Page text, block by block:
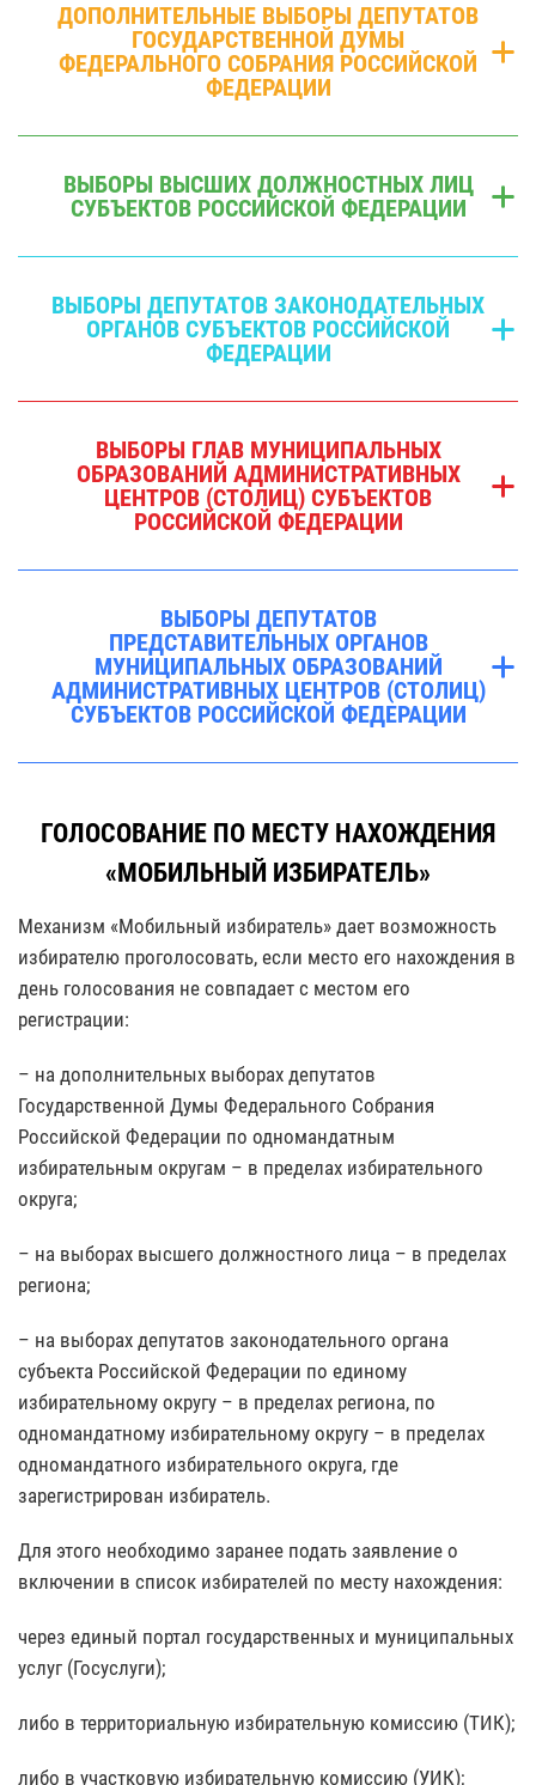
ДОПОЛНИТЕЛЬНЫЕ ВЫБОРЫ ДЕПУТАТОВ
ГОСУДАРСТВЕННОЙ ДУМЫ
ФЕДЕРАЛЬНОГО СОБРАНИЯ РОССИЙСКОЙ
ФЕДЕРАЦИИ
ВЫБОРЫ ВЫСШИХ ДОЛЖНОСТНЫХ ЛИЦ
СУБЪЕКТОВ РОССИЙСКОЙ ФЕДЕРАЦИИ
ВЫБОРЫ ДЕПУТАТОВ ЗАКОНОДАТЕЛЬНЫХ
ОРГАНОВ СУБЪЕКТОВ РОССИЙСКОЙ
ФЕДЕРАЦИИ
ВЫБОРЫ ГЛАВ МУНИЦИПАЛЬНЫХ
ОБРАЗОВАНИЙ АДМИНИСТРАТИВНЫХ
ЦЕНТРОВ (СТОЛИЦ) СУБЪЕКТОВ
РОССИЙСКОЙ ФЕДЕРАЦИИ
ВЫБОРЫ ДЕПУТАТОВ
ПРЕДСТАВИТЕЛЬНЫХ ОРГАНОВ
МУНИЦИПАЛЬНЫХ ОБРАЗОВАНИЙ
АДМИНИСТРАТИВНЫХ ЦЕНТРОВ (СТОЛИЦ)
СУБЪЕКТОВ РОССИЙСКОЙ ФЕДЕРАЦИИ
ГОЛОСОВАНИЕ ПО МЕСТУ НАХОЖДЕНИЯ
«МОБИЛЬНЫЙ ИЗБИРАТЕЛЬ»
Механизм «Мобильный избиратель» дает возможность
избирателю проголосовать, если место его нахождения в
день голосования не совпадает с местом его
регистрации:
– на дополнительных выборах депутатов
Государственной Думы Федерального Собрания
Российской Федерации по одномандатным
избирательным округам – в пределах избирательного
округа;
– на выборах высшего должностного лица – в пределах
региона;
– на выборах депутатов законодательного органа
субъекта Российской Федерации по единому
избирательному округу – в пределах региона, по
одномандатному избирательному округу – в пределах
одномандатного избирательного округа, где
зарегистрирован избиратель.
Для этого необходимо заранее подать заявление о
включении в список избирателей по месту нахождения:
через единый портал государственных и муниципальных
услуг (Госуслуги);
либо в территориальную избирательную комиссию (ТИК);
либо в участковую избирательную комиссию (УИК);